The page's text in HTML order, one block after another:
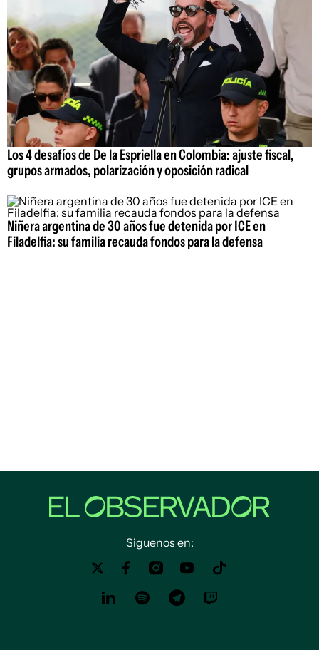
Los 4 desafíos de De la Espriella en Colombia: ajuste fiscal,
grupos armados, polarización y oposición radical
Niñera argentina de 30 años fue detenida por ICE en
Filadelfia: su familia recauda fondos para la defensa
Siguenos en: